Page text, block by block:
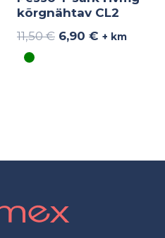
kõrgnähtav CL2
11,50€ 6,90 € + km